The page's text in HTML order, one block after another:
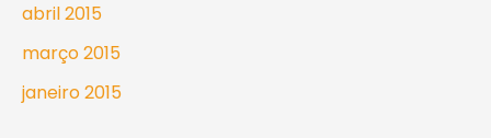
abril 2015
março 2015
janeiro 2015